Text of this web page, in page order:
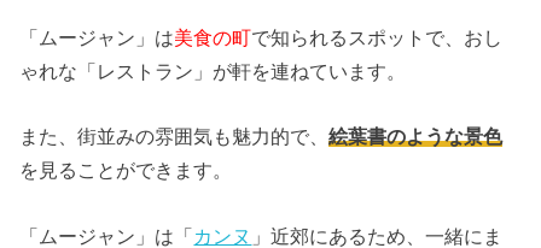
「ムージャン」は美食の町で知られるスポットで、おし
ゃれな「レストラン」が軒を連ねています。
また、街並みの雰囲気も魅力的で、絵葉書のような景色
を見ることができます。
「ムージャン」は「カンヌ 」近郊にあるため、一緒にま